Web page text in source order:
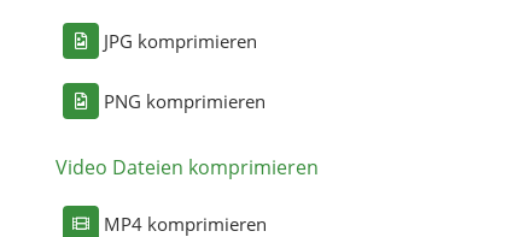
JPG komprimieren
PNG komprimieren
Video Dateien komprimieren
MP4 komprimieren